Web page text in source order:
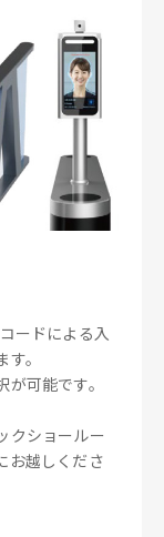
ードによる入
。
可能です。
クショールー
お越しくださ